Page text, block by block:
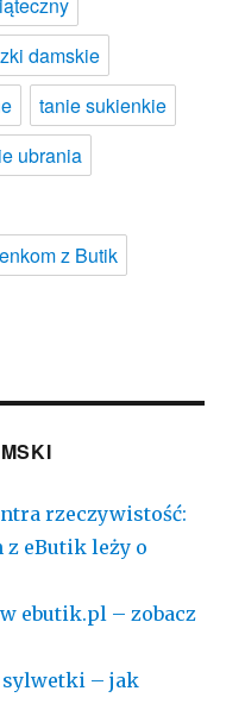
damskie
tanie sukienkie
ubrania
z Butik
rzeczywistość:
z eButik leży o
ebutik.pl – zobacz
sylwetki – jak